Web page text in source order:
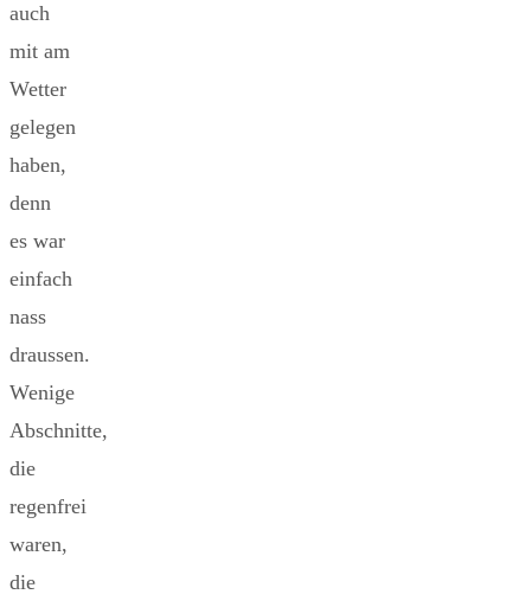
auch
mit am
Wetter
gelegen
haben,
denn
es war
einfach
nass
draussen.
Wenige
Abschnitte,
die
regenfrei
waren,
die